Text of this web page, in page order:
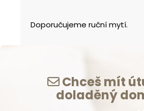
Doporučujeme ruční mytí.
Chceš mít
doladěný